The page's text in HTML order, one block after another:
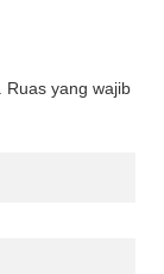
Ruas yang wajib